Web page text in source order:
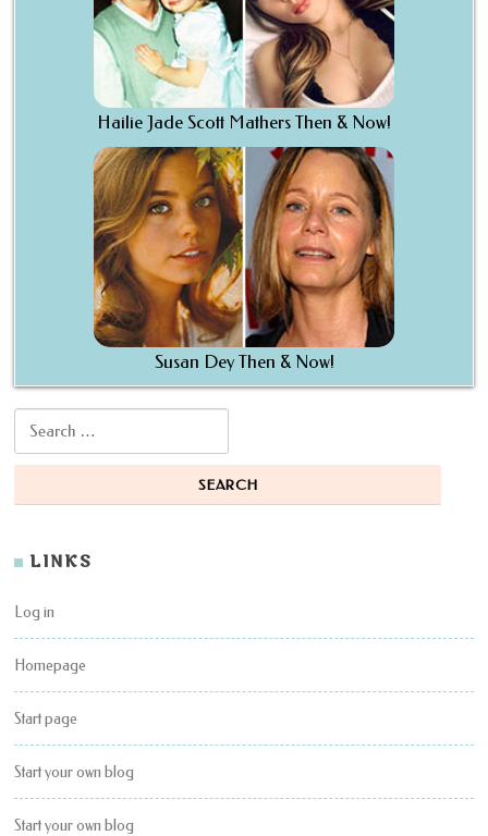
Hailie Jade Scott Mathers Then & Now!
Susan Dey Then & Now!
Search for:
LINKS
Log in
Homepage
Start page
Start your own blog
Start your own blog